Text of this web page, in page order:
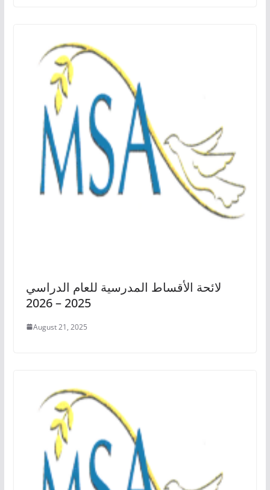
لائحة الأقساط المدرسية للعام الدراسي
2025 – 2026
August 21, 2025